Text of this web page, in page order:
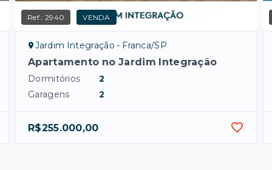
Ref.:2940 VENDA
Jardim Integração - Franca/SP
Apartamento no Jardim Integração
Dormitórios
2
Garagens
2
R$255.000,00